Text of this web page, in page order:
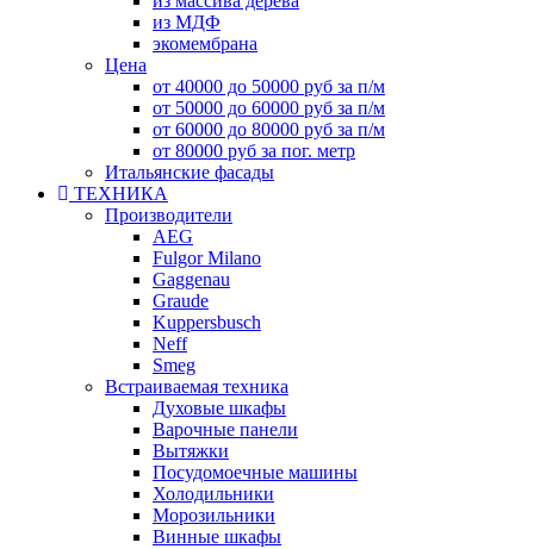
из МДФ
экомембрана
Цена
от 40000 до 50000 руб за п/м
от 50000 до 60000 руб за п/м
от 60000 до 80000 руб за п/м
от 80000 руб за пог. метр
Итальянские фасады
ТЕХНИКА
Производители
AEG
Fulgor Milano
Gaggenau
Graude
Kuppersbusch
Neff
Smeg
Встраиваемая техника
Духовые шкафы
Варочные панели
Вытяжки
Посудомоечные машины
Холодильники
Морозильники
Винные шкафы